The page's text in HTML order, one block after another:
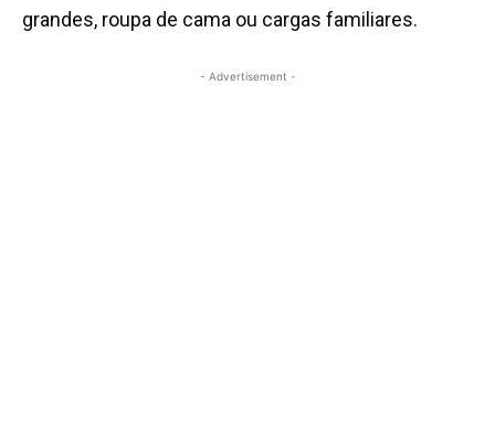
grandes, roupa de cama ou cargas familiares.
- Advertisement -